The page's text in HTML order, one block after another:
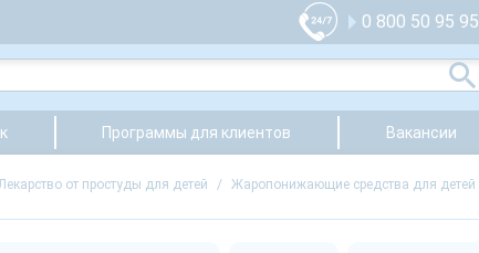
0 800 50 95 95
Программы для клиентов Вакансии
от простуды для детей / Жаропонижающие средства для детей